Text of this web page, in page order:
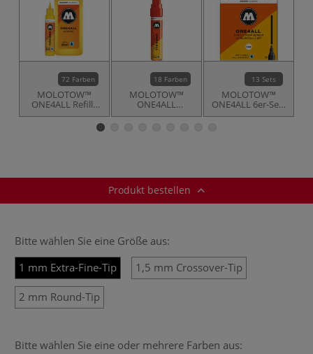
72 Farben
MOLOTOW™
ONE4ALL Refills
Nachfülltusche
18 Farben
MOLOTOW™
ONE4ALL
Pumpmarker
13 Sets
MOLOTOW™
ONE4ALL 6er-Sets
227HS
Produkt bestellen
Bitte wählen Sie eine Größe aus:
1 mm Extra-Fine-Tip
1,5 mm Crossover-Tip
2 mm Round-Tip
Bitte wählen Sie eine oder mehrere Farben aus: